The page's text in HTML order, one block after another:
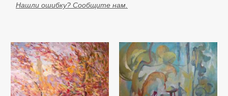
Нашли ошибку? Сообщите нам.